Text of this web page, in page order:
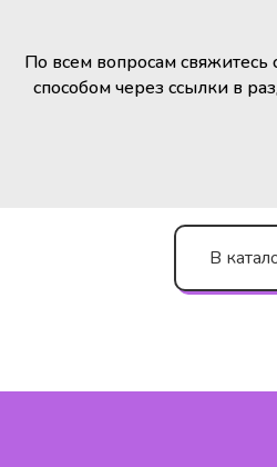
По всем вопросам
способом через ссылки в
В